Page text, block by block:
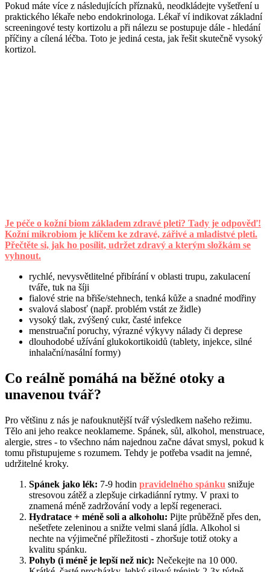
Pokud máte více z následujících příznaků, neodkládejte vyšetření u
praktického lékaře nebo endokrinologa. Lékař ví indikovat základní
screeningové testy kortizolu a při nálezu se postupuje dále - hledání
příčiny a cílená léčba. Toto je jediná cesta, jak řešit skutečně vysoký
kortizol.
Je péče o kožní biom základem zdravé pleti? Tady je odpověď!
Kožní mikrobiom je klíčem ke zdravé, zářivé a mladistvé pleti.
Přečtěte si, jak ho posílit, udržet zdravý a kterým složkám se
vyhnout.
rychlé, nevysvětlitelné přibírání v oblasti trupu, zakulacení
tváře, tuk na šíji
fialové strie na břiše/stehnech, tenká kůže a snadné modřiny
svalová slabosť (např. problém vstát ze židle)
vysoký tlak, zvýšený cukr, časté infekce
menstruační poruchy, výrazné výkyvy nálady či deprese
dlouhodobé užívání glukokortikoidů (tablety, injekce, silné
inhalační/nasální formy)
Co reálně pomáhá na běžné otoky a
unavenou tvář?
Pro většinu z nás je nafouknutější tvář výsledkem našeho režimu.
Tělo ani jeho reakce neoklameme. Spánek, sůl, alkohol, menstruace,
alergie, stres - to všechno nám najednou začne dávat smysl, pokud k
tomu přistupujeme s rozumem. Tehdy je potřeba vsadit na jemné,
udržitelné kroky.
Spánek jako lék: 7-9 hodin pravidelného spánku snižuje
stresovou zátěž a zlepšuje cirkadiánní rytmy. V praxi to
znamená méně zadržování vody a lepší regeneraci.
Hydratace + méně soli a alkoholu: Pijte průběžně přes den,
nešetřete zeleninou a snižte velmi slaná jídla. Alkohol si
nechte na výjimečné příležitosti - zhoršuje totiž otoky a
kvalitu spánku.
Pohyb (i méně je lepší než nic): Nečekejte na 10 000.